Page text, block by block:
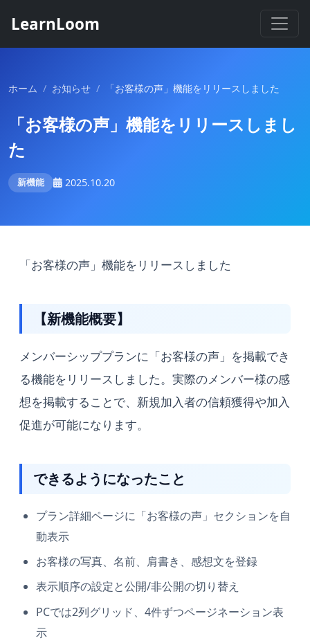
LearnLoom
ホーム / お知らせ / 「お客様の声」機能をリリースしました
「お客様の声」機能をリリースしまし
た
新機能 2025.10.20
「お客様の声」機能をリリースしました
【新機能概要】
メンバーシッププランに「お客様の声」を掲載でき
る機能をリリースしました。実際のメンバー様の感
想を掲載することで、新規加入者の信頼獲得や加入
促進が可能になります。
できるようになったこと
プラン詳細ページに「お客様の声」セクションを自
動表示
お客様の写真、名前、肩書き、感想文を登録
表示順序の設定と公開/非公開の切り替え
PCでは2列グリッド、4件ずつページネーション表
示